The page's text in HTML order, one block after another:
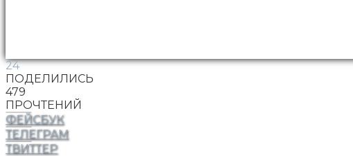
24
ПОДЕЛИЛИСЬ
479
ПРОЧТЕНИЙ
ФЕЙСБУК
ТЕЛЕГРАМ
ТВИТТЕР